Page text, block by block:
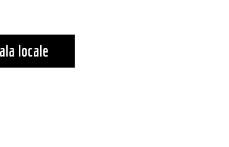
locale